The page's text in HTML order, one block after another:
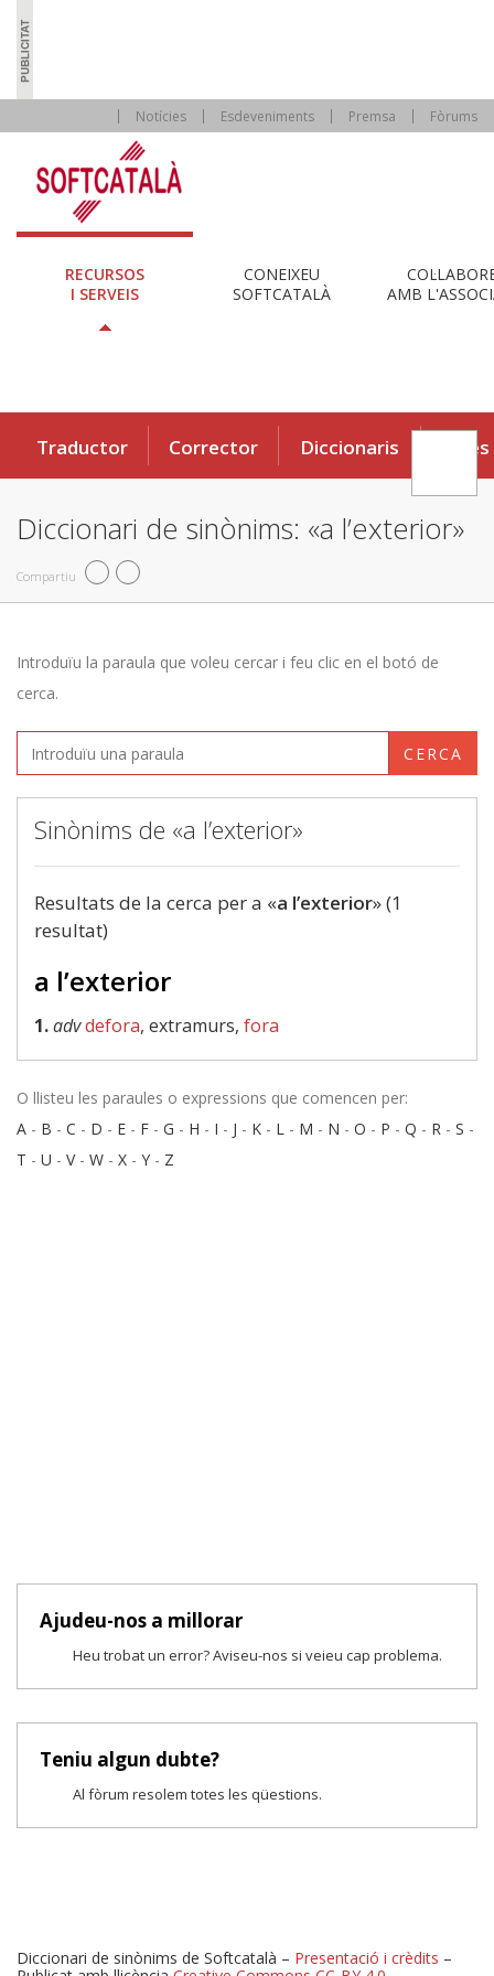
Notícies Esdeveniments Premsa Fòrums
RECURSOS
I SERVEIS
CONEIXEU
SOFTCATALÀ
AMB
Traductor Corrector Diccionaris Eines
Diccionari de sinònims: «a l’exterior»
Compartiu
Introduïu la paraula que voleu cercar i feu clic en el botó de
cerca.
CERCA
Sinònims de «a l’exterior»
Resultats de la cerca per a «a l’exterior» (1
resultat)
a l’exterior
1.advdefora, extramurs, fora
O llisteu les paraules o expressions que comencen per:
A - B - C - D - E - F - G - H - I - J - K - L - M - N - O - P - Q - R - S -
T - U - V- W - X - Y - Z
Ajudeu-nos a millorar
Heu trobat un error? Aviseu-nos si veieu cap problema.
Teniu algun dubte?
Al fòrum resolem totes les qüestions.
Diccionari de sinònims de Softcatalà – Presentació i crèdits –